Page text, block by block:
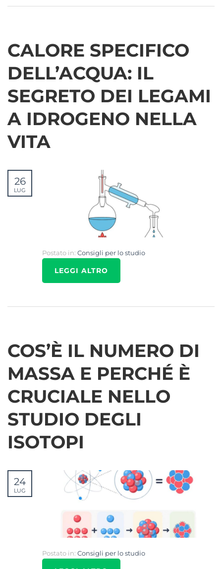
CALORE SPECIFICO
DELL’ACQUA: IL
SEGRETO DEI LEGAMI
A IDROGENO NELLA
VITA
26
LUG
Postato in: Consigli per lo studio
LEGGI ALTRO
COS’È IL NUMERO DI
MASSA E PERCHÉ È
CRUCIALE NELLO
STUDIO DEGLI
ISOTOPI
24
LUG
Postato in: Consigli per lo studio